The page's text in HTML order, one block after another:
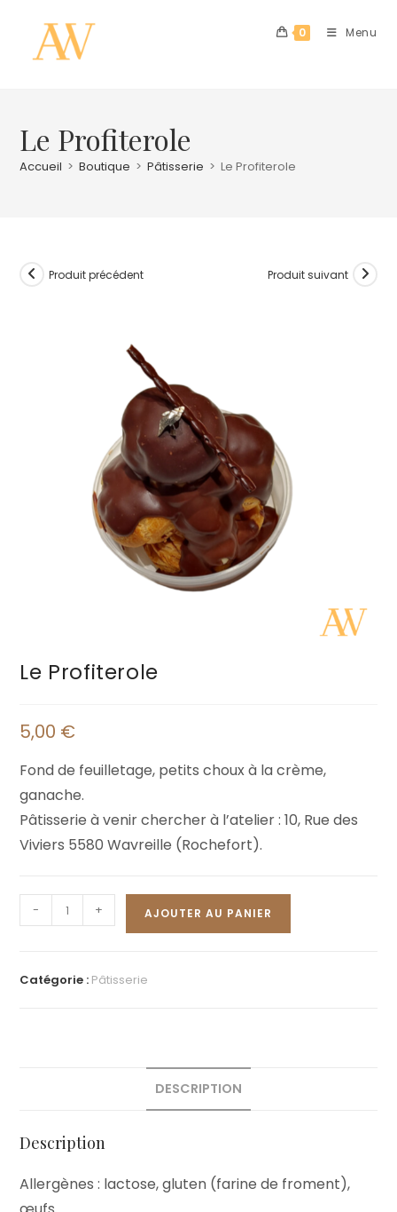
0 Menu
Le Profiterole
Accueil > Boutique > Pâtisserie > Le Profiterole
Produit précédent Produit suivant
Le Profiterole
5,00 €
Fond de feuilletage, petits choux à la crème,
ganache.
Pâtisserie à venir chercher à l’atelier : 10, Rue des
Viviers 5580 Wavreille (Rochefort).
- + AJOUTER AU PANIER
Catégorie : Pâtisserie
DESCRIPTION
Description
Allergènes : lactose, gluten (farine de froment),